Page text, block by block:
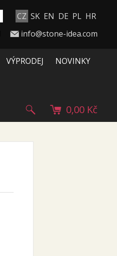
CZ SK EN DE PL HR
info@stone-idea.com
VÝPRODEJ NOVINKY
0,00 Kč